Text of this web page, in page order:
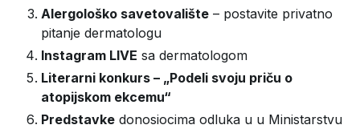
Alergološko savetovalište – postavite privatno
pitanje dermatologu
Instagram LIVE sa dermatologom
Literarni konkurs – „Podeli svoju priču o
atopijskom ekcemu“
Predstavke donosiocima odluka u u Ministarstvu